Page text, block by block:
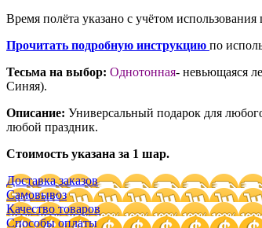
Время полёта указано с учётом
Прочитать подробную инструкцию по
Тесьма на выбор: Однотонная- невьющаяся
Синяя).
Описание: Универсальный подарок для
любой праздник.
Стоимость указана за 1 шар.
Доставка заказов
Самовывоз
Качество товаров
Способы оплаты